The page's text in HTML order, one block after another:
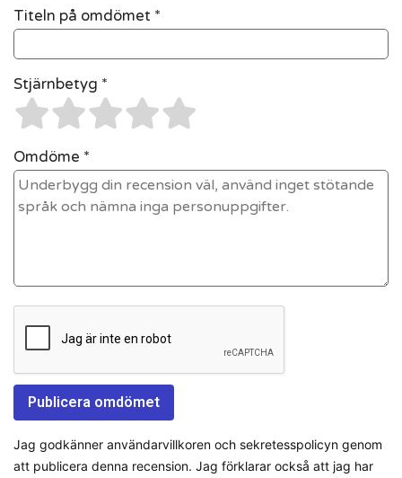
Titeln på omdömet *
Stjärnbetyg *
Omdöme *
Jag godkänner användarvillkoren och sekretesspolicyn genom
att publicera denna recension. Jag förklarar också att jag har